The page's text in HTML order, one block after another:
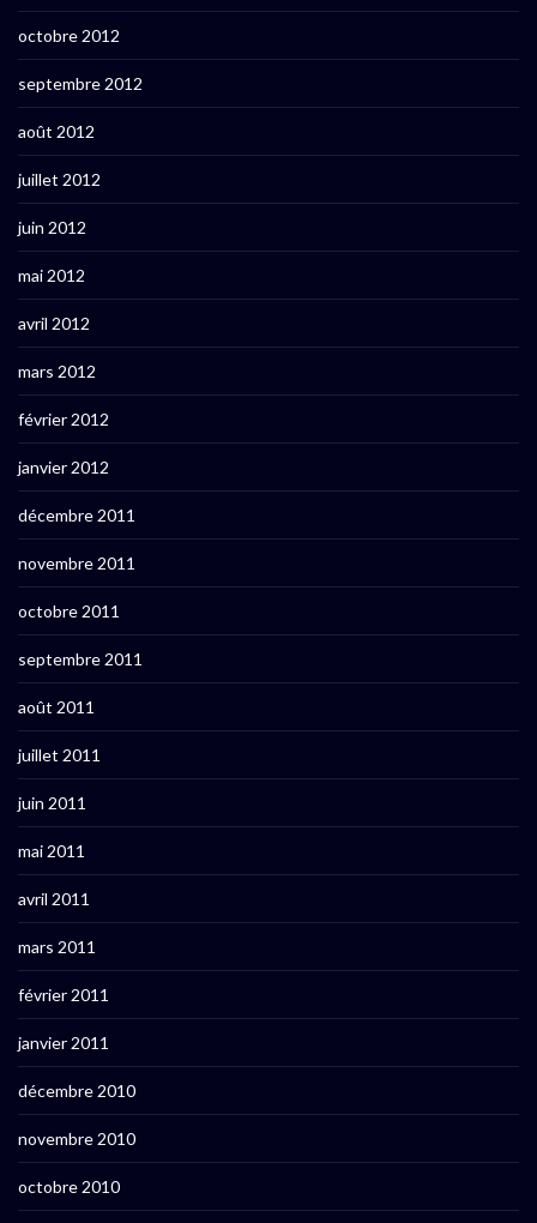
octobre 2012
septembre 2012
août 2012
juillet 2012
juin 2012
mai 2012
avril 2012
mars 2012
février 2012
janvier 2012
décembre 2011
novembre 2011
octobre 2011
septembre 2011
août 2011
juillet 2011
juin 2011
mai 2011
avril 2011
mars 2011
février 2011
janvier 2011
décembre 2010
novembre 2010
octobre 2010